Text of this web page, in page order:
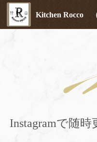
Kitchen Rocco
Instagramで随時